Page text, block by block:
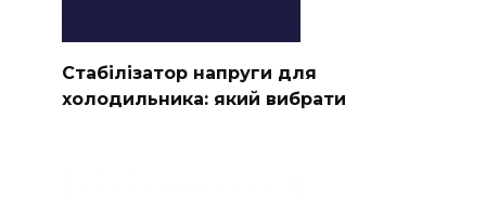
Стабілізатор напруги для
холодильника: який вибрати